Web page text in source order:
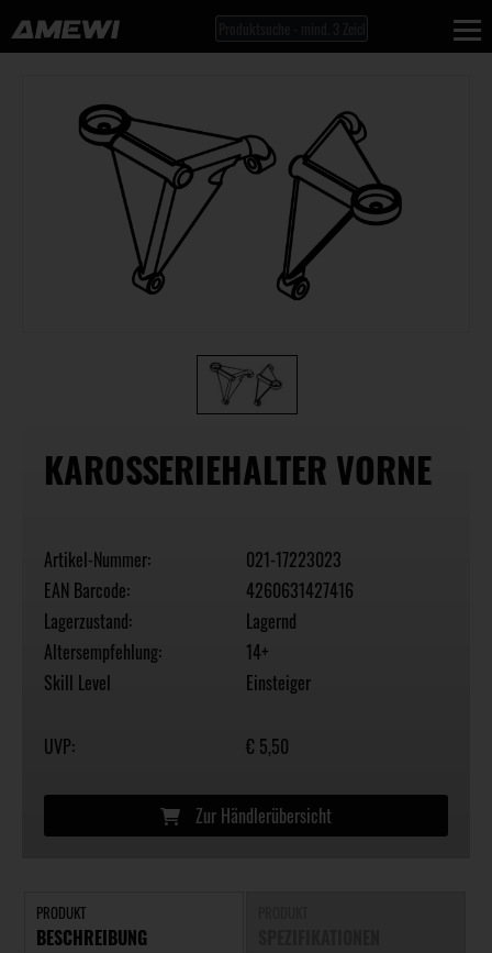
KAROSSERIEHALTER VORNE
Artikel-Nummer:
021-17223023
EAN Barcode:
4260631427416
Lagerzustand:
Lagernd
Altersempfehlung:
14+
Skill Level
Einsteiger
UVP: € 5,50
Zur Händlerübersicht
PRODUKT
BESCHREIBUNG